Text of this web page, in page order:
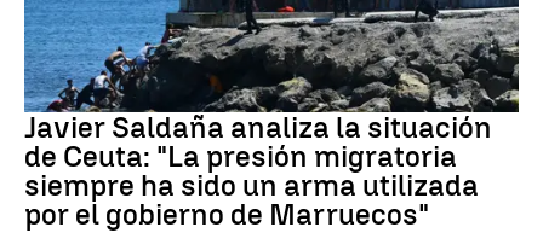
Crisis migratoria Ceuta
Javier Saldaña analiza la situación
de Ceuta: "La presión migratoria
siempre ha sido un arma utilizada
por el gobierno de Marruecos"